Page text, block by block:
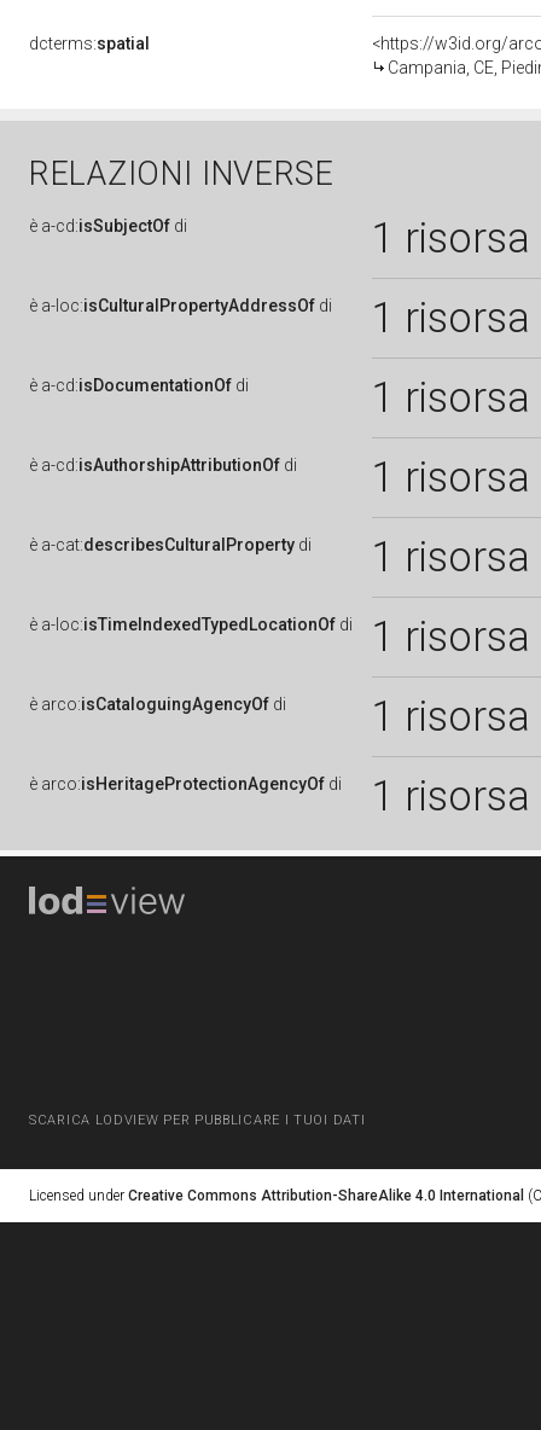
dcterms:spatial
<https://w3id.org/
Campania, CE,
RELAZIONI INVERSE
è a-cd:isSubjectOf di 1 risorsa
è a-loc:isCulturalPropertyAddressOf di 1 risorsa
è a-cd:isDocumentationOf di 1 risorsa
è a-cd:isAuthorshipAttributionOf di 1 risorsa
è a-cat:describesCulturalProperty di 1 risorsa
è a-loc:isTimeIndexedTypedLocationOf di 1 risorsa
è arco:isCataloguingAgencyOf di 1 risorsa
è arco:isHeritageProtectionAgencyOf di 1 risorsa
SCARICA LODVIEW PER PUBBLICARE I TUOI DATI
Licensed under Creative Commons Attribution-ShareAlike 4.0 International